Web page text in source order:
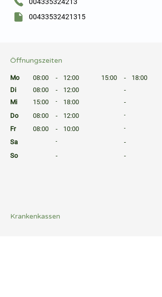
00433532421315
Öffnungszeiten
Mo
08:00 - 12:00 15:00 -
18:00
Di
08:00 - 12:00
-
Mi
15:00 - 18:00
-
Do
08:00 - 12:00 -
Fr 08:00 - 10:00 -
Sa -
-
So
-
-
Krankenkassen